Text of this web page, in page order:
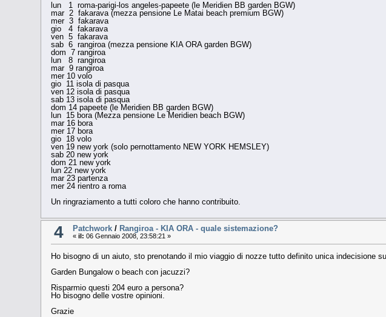
lun 1 roma-parigi-los angeles-papeete (le Meridien BB garden BGW)
mar 2 fakarava (mezza pensione Le Matai beach premium BGW)
mer 3 fakarava
gio 4 fakarava
ven 5 fakarava
sab 6 rangiroa (mezza pensione KIA ORA garden BGW)
dom 7 rangiroa
lun 8 rangiroa
mar 9 rangiroa
mer 10 volo
gio 11 isola di pasqua
ven 12 isola di pasqua
sab 13 isola di pasqua
dom 14 papeete (le Meridien BB garden BGW)
lun 15 bora (Mezza pensione Le Meridien beach BGW)
mar 16 bora
mer 17 bora
gio 18 volo
ven 19 new york (solo pernottamento NEW YORK HEMSLEY)
sab 20 new york
dom 21 new york
lun 22 new york
mar 23 partenza
mer 24 rientro a roma
Un ringraziamento a tutti coloro che hanno contribuito.
4 Patchwork/ Rangiroa - KIA ORA - quale sistemazione?
« il: 06 Gennaio 2008, 23:58:21 »
Ho bisogno di un aiuto, sto prenotando il mio viaggio di nozze tutto definito unica indecisione
Garden Bungalow o beach con jacuzzi?
Risparmio questi 204 euro a persona?
Ho bisogno delle vostre opinioni.
Grazie